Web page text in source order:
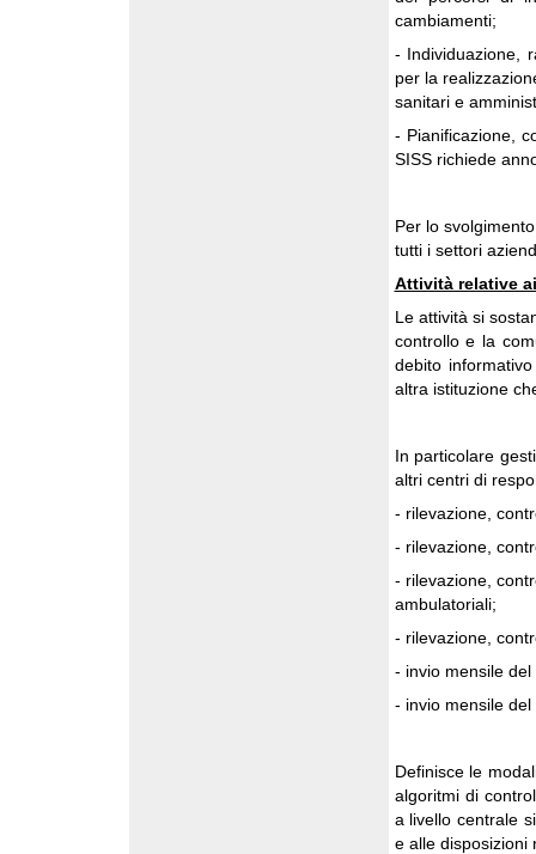
cambiamenti;
- Individuazione,
per la
sanitari e
- Pianificazione,
SISS richiede
Per lo
tutti i settori
Attività relative
Le attività si
controllo e la
debito
altra istituzione
In particolare
altri centri di
- rilevazione,
- rilevazione,
- rilevazione,
ambulatoriali;
- rilevazione,
- invio mensile
- invio mensile
Definisce le
algoritmi di
a livello centrale
e alle disposizioni